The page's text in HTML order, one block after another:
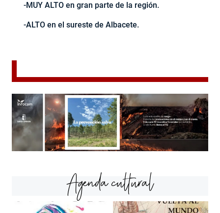
-MUY ALTO en gran parte de la región.
-ALTO en el sureste de Albacete.
Agenda cultural